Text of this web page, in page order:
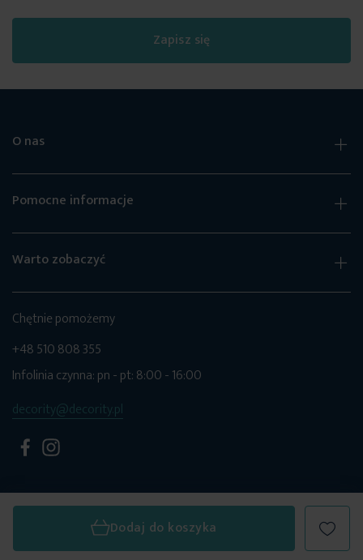
Dodaj do koszyka
Zapisz się
O nas
Pomocne informacje
Warto zobaczyć
Chętnie pomożemy
+48 510 808 355
Infolinia czynna: pn - pt: 8:00 - 16:00
decority@decority.pl
© 2026 Decority. Wszystkie prawa zastrzeżone.